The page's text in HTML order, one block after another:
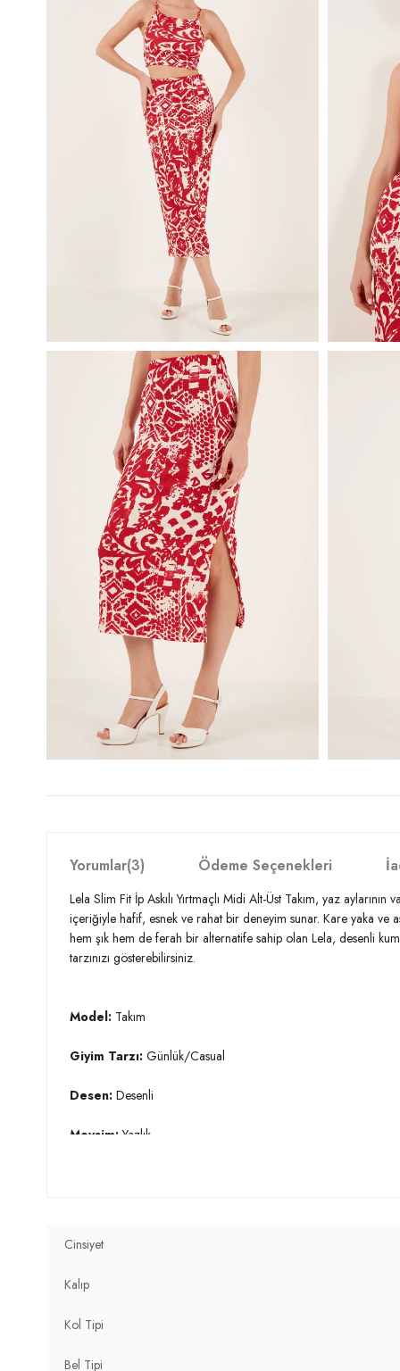
Yorumlar(3) Ödeme Seçenekleri
Lela Slim Fit İp Askılı Yırtmaçlı Midi Alt-Üst Takım, yaz
içeriğiyle hafif, esnek ve rahat bir deneyim sunar. Kare yaka ve
hem şık hem de ferah bir alternatife sahip olan Lela, desenli
tarzınızı gösterebilirsiniz.
Model: Takım
Giyim Tarzı: Günlük/Casual
Desen: Desenli
Mevsim:Yazlık
Kol Tipi:
Kumaş Tipi:
Bel:Yüksek Bel
Cinsiyet
Kalıp
Kol Tipi
Bel Tipi